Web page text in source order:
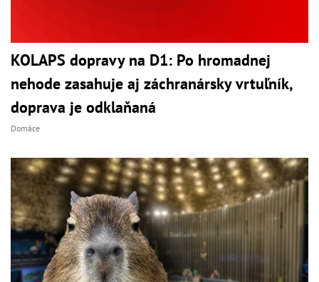
KOLAPS dopravy na D1: Po hromadnej
nehode zasahuje aj záchranársky vrtuľník,
doprava je odklaňaná
Domáce